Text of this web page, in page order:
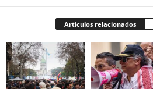
Artículos relacionados